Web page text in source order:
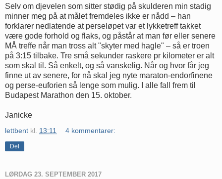
Selv om djevelen som sitter stødig på skulderen min stadig
minner meg på at målet fremdeles ikke er nådd – han
forklarer nedlatende at perseløpet var et lykketreff takket
være gode forhold og flaks, og påstår at man før eller senere
MÅ treffe når man tross alt "skyter med hagle" – så er troen
på 3:15 tilbake. Tre små sekunder raskere pr kilometer er alt
som skal til. Så enkelt, og så vanskelig. Når og hvor får jeg
finne ut av senere, for nå skal jeg nyte maraton-endorfinene
og perse-euforien så lenge som mulig. I alle fall frem til
Budapest Marathon den 15. oktober.
Janicke
lettbent kl. 13:11 4 kommentarer:
Del
LØRDAG 23. SEPTEMBER 2017